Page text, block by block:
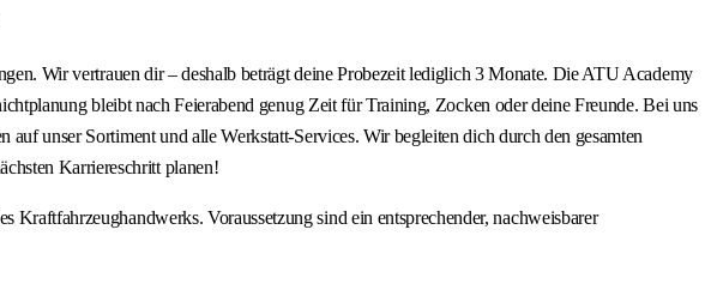
Wir vertrauen dir – deshalb beträgt deine Probezeit lediglich 3 Monate. Die ATU Academy
bleibt nach Feierabend genug Zeit für Training, Zocken oder deine Freunde. Bei uns
unser Sortiment und alle Werkstatt-Services. Wir begleiten dich durch den gesamten
Karriereschritt planen!
Voraussetzung sind ein entsprechender, nachweisbarer